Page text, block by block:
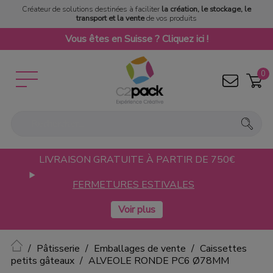
Créateur de solutions destinées à faciliter la création, le stockage, le
transport et la ventede vos produits
Vous êtes en Suisse ? Cliquez ici !
0
LIVRAISON GRATUITE À PARTIR DE 750€
FERMETURES ESTIVALES
Accueil
Pâtisserie Emballages de vente
Caissettes
petits gâteaux
ALVEOLE RONDE PC6 Ø78MM